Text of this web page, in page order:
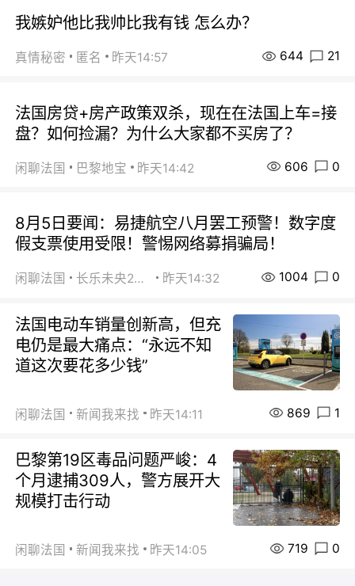
我嫉妒他比我帅比我有钱 怎么办？
真情秘密 匿名 昨天14:57 644 21
法国房贷+房产政策双杀，现在在法国上车=接
盘？如何捡漏？为什么大家都不买房了？
闲聊法国 巴黎地宝 昨天14:42 606 0
8月5日要闻：易捷航空八月罢工预警！数字度
假支票使用受限！警惕网络募捐骗局！
闲聊法国 长乐未央2015 昨天14:32 1004 0
法国电动车销量创新高，但充
电仍是最大痛点：“永远不知
道这次要花多少钱”
闲聊法国 新闻我来找 昨天14:11 869 1
巴黎第19区毒品问题严峻：4
个月逮捕309人，警方展开大
规模打击行动
闲聊法国 新闻我来找 昨天14:05 719 0